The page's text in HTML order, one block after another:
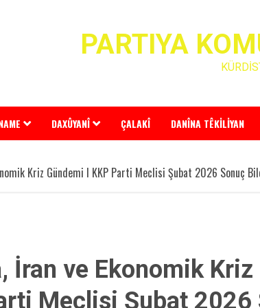
PARTIYA
DAXÛYANÎ ÇALAKÎ DANÎNA TÊKILIYAN
Kriz Gündemi I KKP Parti Meclisi Şubat 2026 Sonuç
İran ve Ekonomik
Meclisi Şubat 2026